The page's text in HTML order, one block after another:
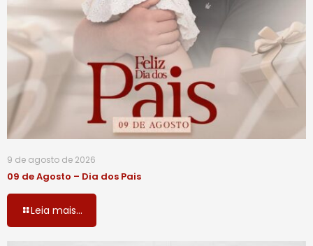
9 de agosto de 2026
09 de Agosto – Dia dos Pais
Leia mais...